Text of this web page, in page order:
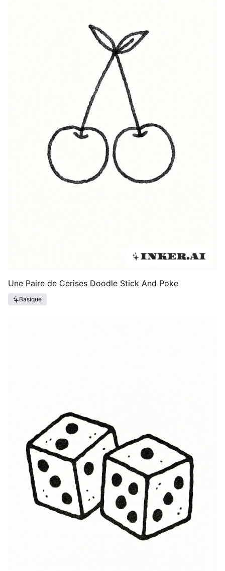
Une Paire de Cerises Doodle Stick And Poke
Basique